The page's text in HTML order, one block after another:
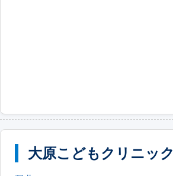
大原こどもクリニック